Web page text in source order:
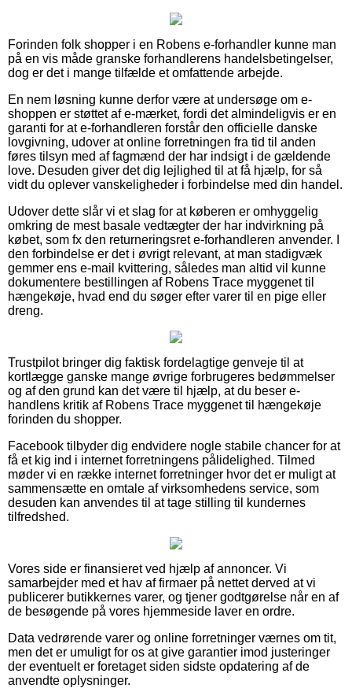
Forinden folk shopper i en Robens e-forhandler kunne man
på en vis måde granske forhandlerens handelsbetingelser,
dog er det i mange tilfælde et omfattende arbejde.
En nem løsning kunne derfor være at undersøge om e-
shoppen er støttet af e-mærket, fordi det almindeligvis er en
garanti for at e-forhandleren forstår den officielle danske
lovgivning, udover at online forretningen fra tid til anden
føres tilsyn med af fagmænd der har indsigt i de gældende
love. Desuden giver det dig lejlighed til at få hjælp, for så
vidt du oplever vanskeligheder i forbindelse med din handel.
Udover dette slår vi et slag for at køberen er omhyggelig
omkring de mest basale vedtægter der har indvirkning på
købet, som fx den returneringsret e-forhandleren anvender. I
den forbindelse er det i øvrigt relevant, at man stadigvæk
gemmer ens e-mail kvittering, således man altid vil kunne
dokumentere bestillingen af Robens Trace myggenet til
hængekøje, hvad end du søger efter varer til en pige eller
dreng.
Trustpilot bringer dig faktisk fordelagtige genveje til at
kortlægge ganske mange øvrige forbrugeres bedømmelser
og af den grund kan det være til hjælp, at du beser e-
handlens kritik af Robens Trace myggenet til hængekøje
forinden du shopper.
Facebook tilbyder dig endvidere nogle stabile chancer for at
få et kig ind i internet forretningens pålidelighed. Tilmed
møder vi en række internet forretninger hvor det er muligt at
sammensætte en omtale af virksomhedens service, som
desuden kan anvendes til at tage stilling til kundernes
tilfredshed.
Vores side er finansieret ved hjælp af annoncer. Vi
samarbejder med et hav af firmaer på nettet derved at vi
publicerer butikkernes varer, og tjener godtgørelse når en af
de besøgende på vores hjemmeside laver en ordre.
Data vedrørende varer og online forretninger værnes om tit,
men det er umuligt for os at give garantier imod justeringer
der eventuelt er foretaget siden sidste opdatering af de
anvendte oplysninger.